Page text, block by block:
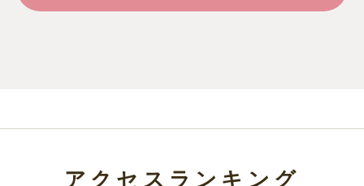
アクセスランキング